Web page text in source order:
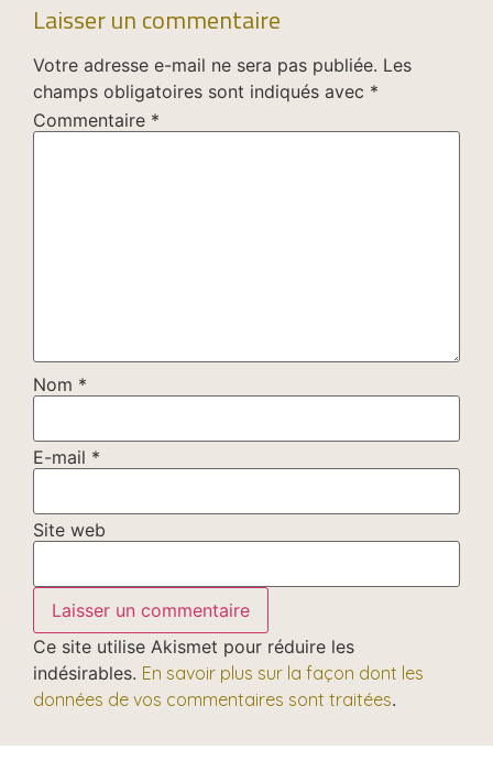
Laisser un commentaire
Votre adresse e-mail ne sera pas publiée. Les
champs obligatoires sont indiqués avec *
Commentaire *
Nom *
E-mail *
Site web
Ce site utilise Akismet pour réduire les
indésirables. En savoir plus sur la façon dont les
données de vos commentaires sont traitées.